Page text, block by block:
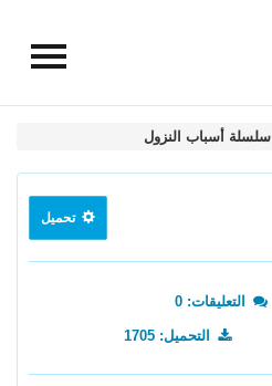
سلسلة أسباب النزول
تحميل
التعليقات: 0
التحميل: 1705